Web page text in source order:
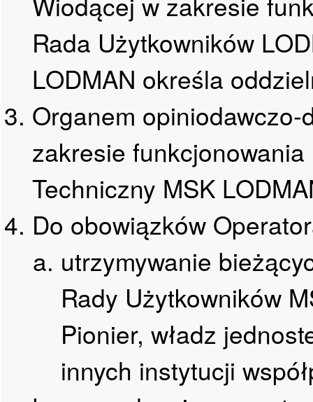
Rada Użytkowników
LODMAN określa
Organem
zakresie funkcjonowania
Techniczny MSK
Do obowiązków
utrzymywanie
Rady Użytkowników
Pionier, władz
innych instytucji